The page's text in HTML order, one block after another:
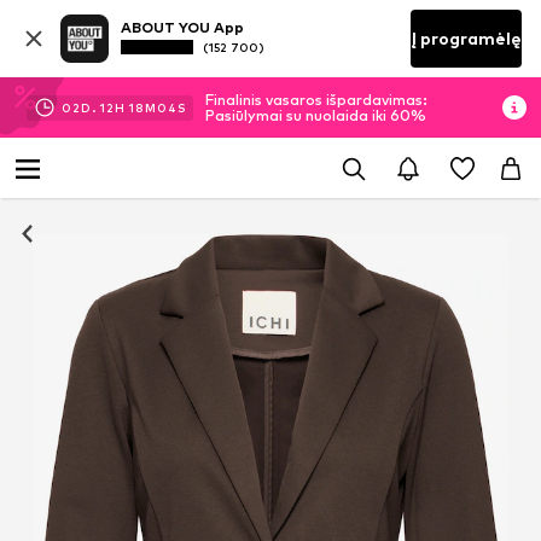
ABOUT YOU App
(152 700) Į programėlę
02D. 12H 18M 03 S
Finalinis vasaros išpardavimas:
Pasiūlymai su nuolaida iki 60%